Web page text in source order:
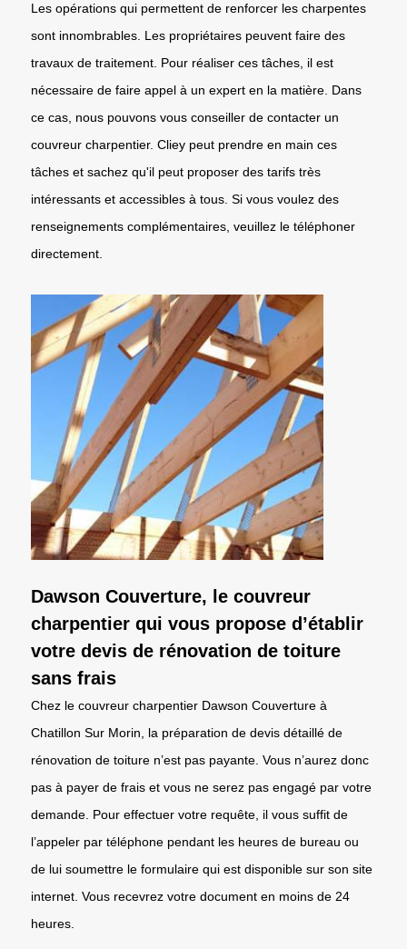
Les opérations qui permettent de renforcer les charpentes
sont innombrables. Les propriétaires peuvent faire des
travaux de traitement. Pour réaliser ces tâches, il est
nécessaire de faire appel à un expert en la matière. Dans
ce cas, nous pouvons vous conseiller de contacter un
couvreur charpentier. Cliey peut prendre en main ces
tâches et sachez qu'il peut proposer des tarifs très
intéressants et accessibles à tous. Si vous voulez des
renseignements complémentaires, veuillez le téléphoner
directement.
Dawson Couverture, le couvreur
charpentier qui vous propose d’établir
votre devis de rénovation de toiture
sans frais
Chez le couvreur charpentier Dawson Couverture à
Chatillon Sur Morin, la préparation de devis détaillé de
rénovation de toiture n’est pas payante. Vous n’aurez donc
pas à payer de frais et vous ne serez pas engagé par votre
demande. Pour effectuer votre requête, il vous suffit de
l’appeler par téléphone pendant les heures de bureau ou
de lui soumettre le formulaire qui est disponible sur son site
internet. Vous recevrez votre document en moins de 24
heures.